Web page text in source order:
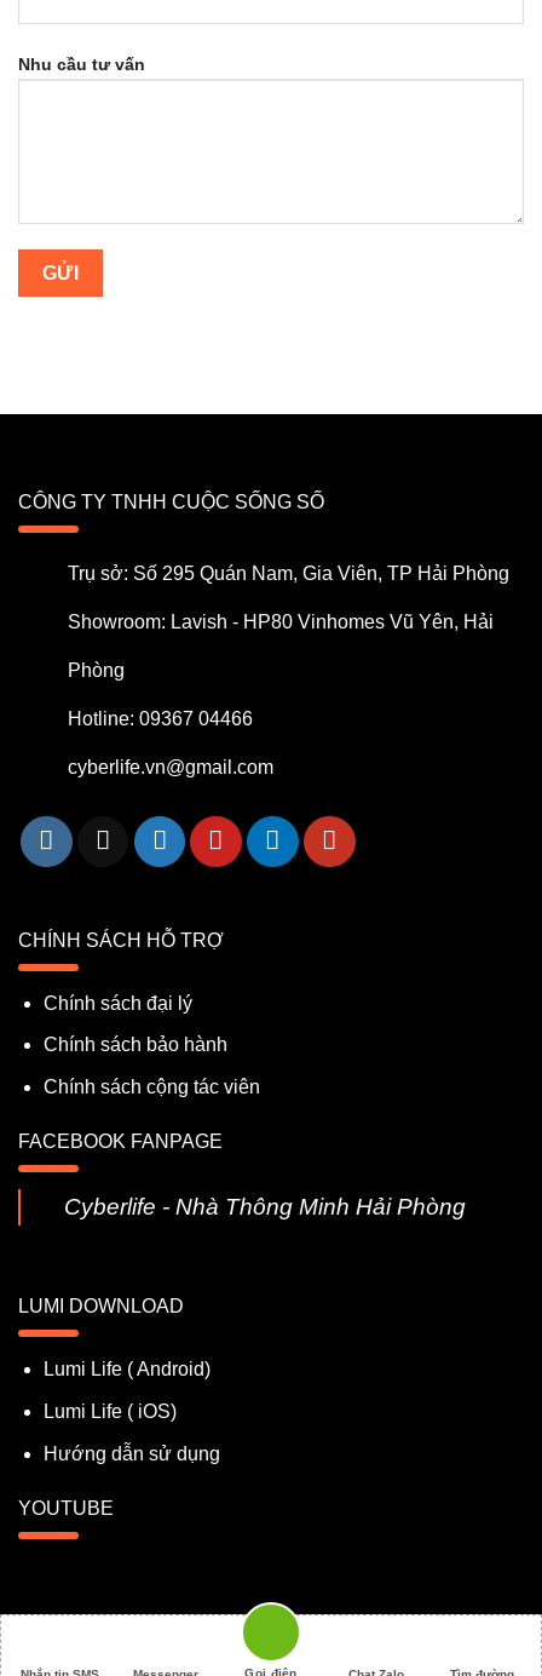
Nhu cầu tư vấn
CÔNG TY TNHH CUỘC SỐNG SỐ
Trụ sở: Số 295 Quán Nam, Gia Viên, TP Hải Phòng
Showroom: Lavish - HP80 Vinhomes Vũ Yên, Hải
Phòng
Hotline: 09367 04466
cyberlife.vn@gmail.com
CHÍNH SÁCH HỖ TRỢ
Chính sách đại lý
Chính sách bảo hành
Chính sách cộng tác viên
FACEBOOK FANPAGE
Cyberlife - Nhà Thông Minh Hải Phòng
LUMI DOWNLOAD
Lumi Life ( Android)
Lumi Life ( iOS)
Hướng dẫn sử dụng
YOUTUBE
Cuộc Sống Số 2026 ©Rebuilder by
Gọi điện